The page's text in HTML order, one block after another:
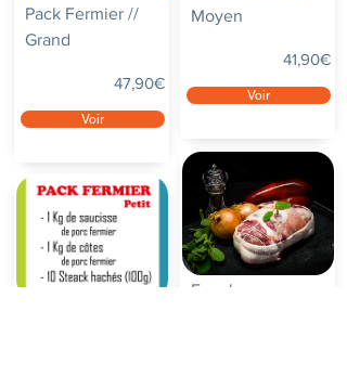
Pack Fermier //
Grand
47,90€
Voir
Moyen
41,90€
Voir
Epaule